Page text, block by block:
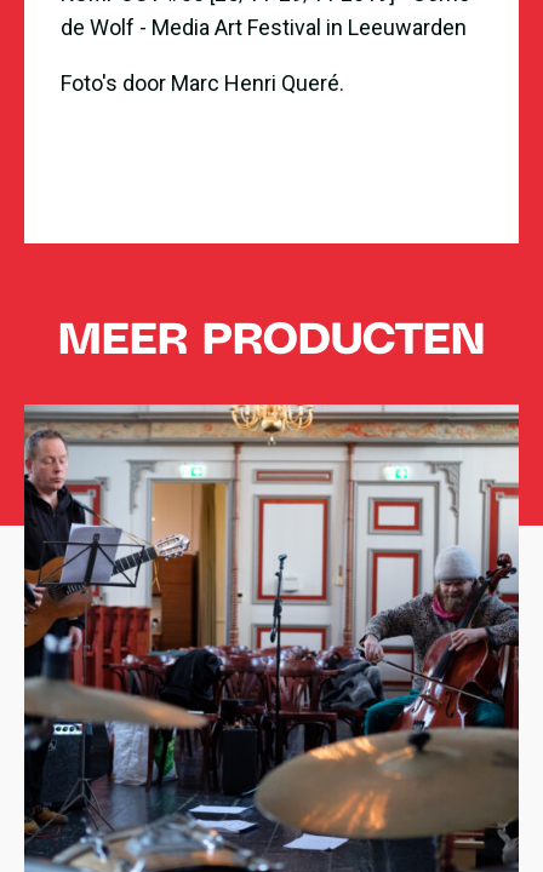
de Wolf - Media Art Festival in Leeuwarden
Foto's door Marc Henri Queré.
MEER PRODUCTEN